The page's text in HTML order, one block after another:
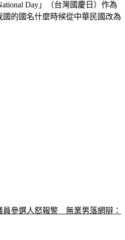
大會的看板與發給中外貴賓的資
Day」（台灣國慶日）作為
的國名什麼時候從中華民國改為